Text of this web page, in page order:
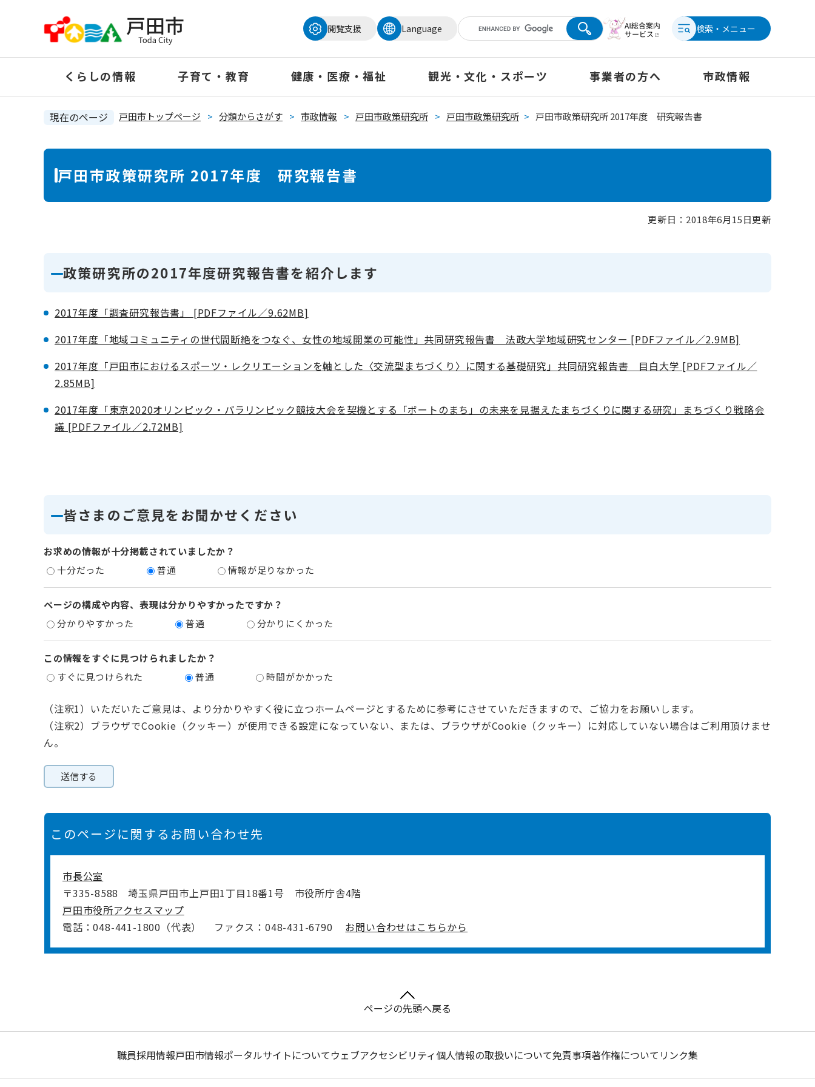
の
頭
閲覧支援
Language 検索・メニュー
くらしの情報 子育て・教育 健康・医療・福祉 観光・文化・スポーツ 事業者の方へ 市政情報
現在のページ 戸田市トップページ > 分類からさがす > 市政情報 > 戸田市政策研究所 > 戸田市政策研究所 > 戸田市政策研究所 2017年度 研究報告書
本
戸田市政策研究所 2017年度 研究報告書
更新日：2018年6月15日更新
政策研究所の2017年度研究報告書を紹介します
2017年度「調査研究報告書」 [PDFファイル／9.62MB]
2017年度「地域コミュニティの世代間断絶をつなぐ、女性の地域開業の可能性」共同研究報告書 法政大学地域研究センター [PDFファイル／2.9MB]
2017年度「戸田市におけるスポーツ・レクリエーションを軸とした〈交流型まちづくり〉に関する基礎研究」共同研究報告書 目白大学 [PDFファイル／
2.85MB]
2017年度「東京2020オリンピック・パラリンピック競技大会を契機とする「ボートのまち」の未来を見据えたまちづくりに関する研究」まちづくり戦略会
議 [PDFファイル／2.72MB]
皆さまのご意見をお聞かせください
お求めの情報が十分掲載されていましたか？
十分だった
普通 情報が足りなかった
ページの構成や内容、表現は分かりやすかったですか？
分かりやすかった
普通 分かりにくかった
この情報をすぐに見つけられましたか？
すぐに見つけられた
普通 時間がかかった
（注釈1）いただいたご意見は、より分かりやすく役に立つホームページとするために参考にさせていただきますので、ご協力をお願いします。
（注釈2）ブラウザでCookie（クッキー）が使用できる設定になっていない、または、ブラウザがCookie（クッキー）に対応していない場合はご利用頂けませ
ん。
このページに関するお問い合わせ先
市長公室
〒335-8588
埼玉県戸田市上戸田1丁目18番1号 市役所庁舎4階
戸田市役所アクセスマップ
電話：048-441-1800（代表）
ファクス：048-431-6790 お問い合わせはこちらから
ページの先頭へ戻る
職員採用情報戸田市情報ポータルサイトについてウェブアクセシビリティ個人情報の取扱いについて免責事項著作権について リンク集